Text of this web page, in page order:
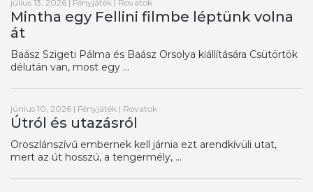
július 13, 2026 | Fényjáték | Rovatok
Mintha egy Fellini filmbe léptünk volna
át
Baász Szigeti Pálma és Baász Orsolya kiállítására Csütörtök
délután van, most egy ...
június 10, 2026 | Fényjáték | Rovatok
Útról és utazásról
Oroszlánszívű embernek kell járnia ezt arendkívüli utat,
mert az út hosszú, a tengermély, ...